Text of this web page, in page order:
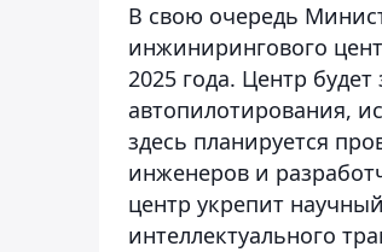
В свою очередь
инжинирингового
2025 года. Центр
автопилотирования,
здесь планируется
инженеров и
центр укрепит
интеллектуального